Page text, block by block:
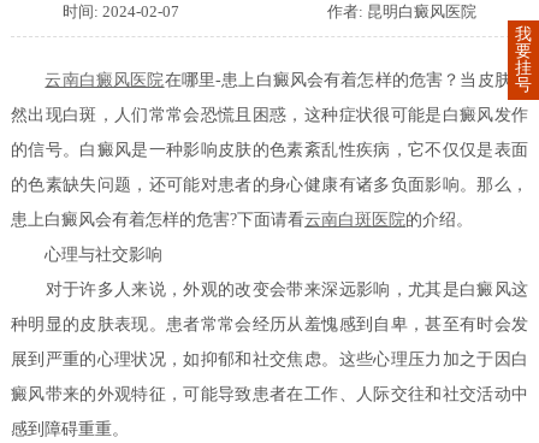
时间: 2024-02-07 作者: 昆明白癜风医院
云南白癜风医院在哪里-患上白癜风会有着怎样的危害？当皮肤突
然出现白斑，人们常常会恐慌且困惑，这种症状很可能是白癜风发作
的信号。白癜风是一种影响皮肤的色素紊乱性疾病，它不仅仅是表面
的色素缺失问题，还可能对患者的身心健康有诸多负面影响。那么，
患上白癜风会有着怎样的危害?下面请看云南白斑医院的介绍。
心理与社交影响
对于许多人来说，外观的改变会带来深远影响，尤其是白癜风这
种明显的皮肤表现。患者常常会经历从羞愧感到自卑，甚至有时会发
展到严重的心理状况，如抑郁和社交焦虑。这些心理压力加之于因白
癜风带来的外观特征，可能导致患者在工作、人际交往和社交活动中
感到障碍重重。
我
要
挂
号